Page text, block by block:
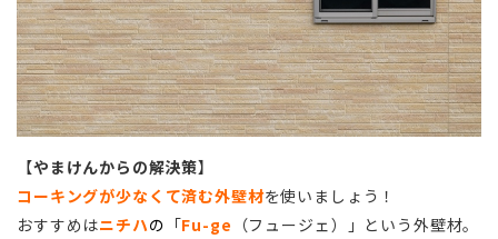
【やまけんからの解決策】
コーキングが少なくて済む外壁材を使いましょう！
おすすめはニチハの 「Fu-ge （フュージェ）」という外壁材。